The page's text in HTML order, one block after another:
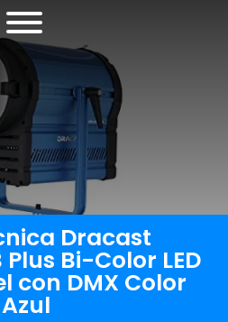
Dracast
Plus Bi-Color LED
con DMX Color
Azul